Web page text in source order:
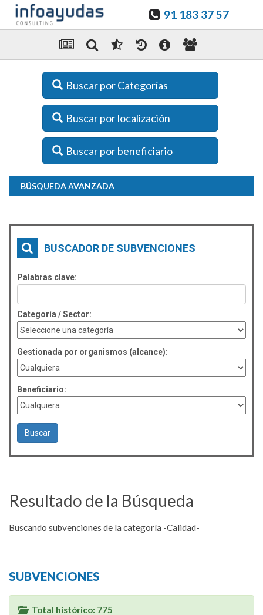
91 183 37 57
Buscar por Categorías
Buscar por localización
Buscar por beneficiario
BÚSQUEDA AVANZADA
BUSCADOR DE SUBVENCIONES
Palabras clave:
Categoría / Sector:
Gestionada por organismos (alcance):
Beneficiario:
Resultado de la Búsqueda
Buscando subvenciones de la categoría -Calidad-
SUBVENCIONES
Total histórico: 775